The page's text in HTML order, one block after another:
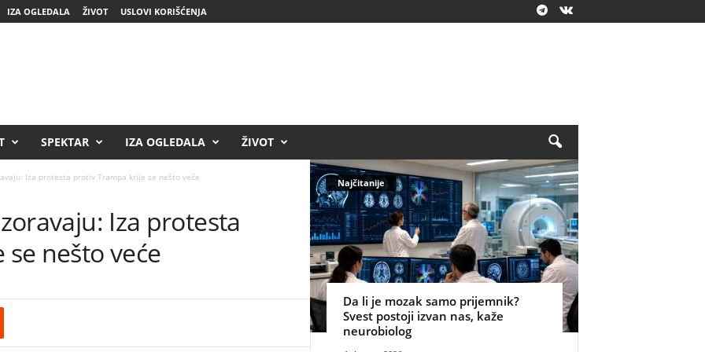
IZA OGLEDALA ŽIVOT USLOVI KORIŠĆENJA
SPEKTAR IZA OGLEDALA ŽIVOT
Iza protesta protiv Trampa krije se nešto veće
Iza protesta
nešto veće
Najčitanije
Da li je mozak samo prijemnik?
Svest postoji izvan nas, kaže
neurobiolog